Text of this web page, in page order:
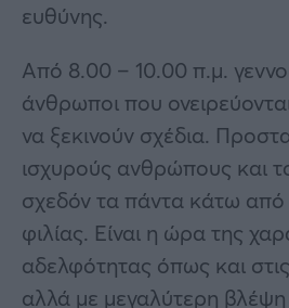
ευθύνης.
Από 8.00 – 10.00 π.μ.
άνθρωποι που
να ξεκινούν σχέδια.
ισχυρούς ανθρώπους και
σχεδόν τα πάντα κάτω
φιλίας. Είναι η ώρα της
αδελφότητας όπως και
αλλά με μεγαλύτερη βλέψη